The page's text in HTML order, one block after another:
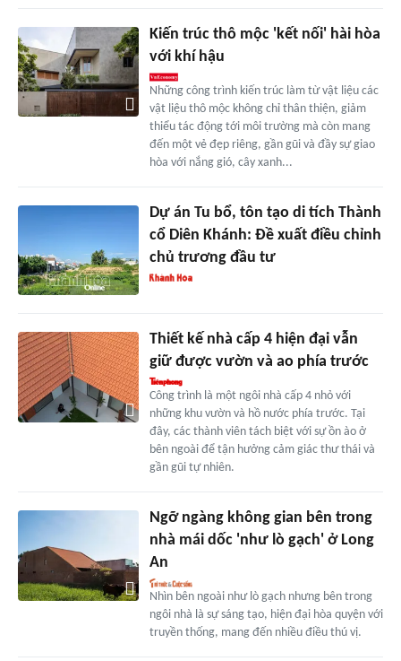
Kiến trúc thô mộc 'kết nối' hài hòa
với khí hậu
Những công trình kiến trúc làm từ vật liệu các
vật liệu thô mộc không chỉ thân thiện, giảm
thiểu tác động tới môi trường mà còn mang
đến một vẻ đẹp riêng, gần gũi và đầy sự giao
hòa với nắng gió, cây xanh...
Dự án Tu bổ, tôn tạo di tích Thành
cổ Diên Khánh: Đề xuất điều chỉnh
chủ trương đầu tư
Thiết kế nhà cấp 4 hiện đại vẫn
giữ được vườn và ao phía trước
Công trình là một ngôi nhà cấp 4 nhỏ với
những khu vườn và hồ nước phía trước. Tại
đây, các thành viên tách biệt với sự ồn ào ở
bên ngoài để tận hưởng cảm giác thư thái và
gần gũi tự nhiên.
Ngỡ ngàng không gian bên trong
nhà mái dốc 'như lò gạch' ở Long
An
Nhìn bên ngoài như lò gạch nhưng bên trong
ngôi nhà là sự sáng tạo, hiện đại hòa quyện với
truyền thống, mang đến nhiều điều thú vị.